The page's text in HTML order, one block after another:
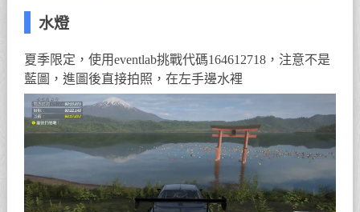
水燈
夏季限定，使用eventlab挑戰代碼164612718，注意不是
藍圖，進圖後直接拍照，在左手邊水裡